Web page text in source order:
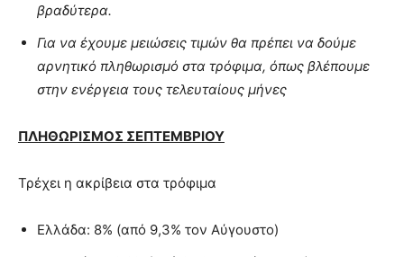
βραδύτερα.
Για να έχουμε μειώσεις τιμών θα πρέπει να δούμε
αρνητικό πληθωρισμό στα τρόφιμα, όπως βλέπουμε
στην ενέργεια τους τελευταίους μήνες
ΠΛΗΘΩΡΙΣΜΟΣ ΣΕΠΤΕΜΒΡΙΟΥ
Τρέχει η ακρίβεια στα τρόφιμα
Ελλάδα: 8% (από 9,3% τον Αύγουστο)